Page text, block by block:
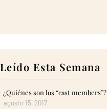
Esta Semana
¿Quiénes son los “cast members”?
agosto 15, 2017